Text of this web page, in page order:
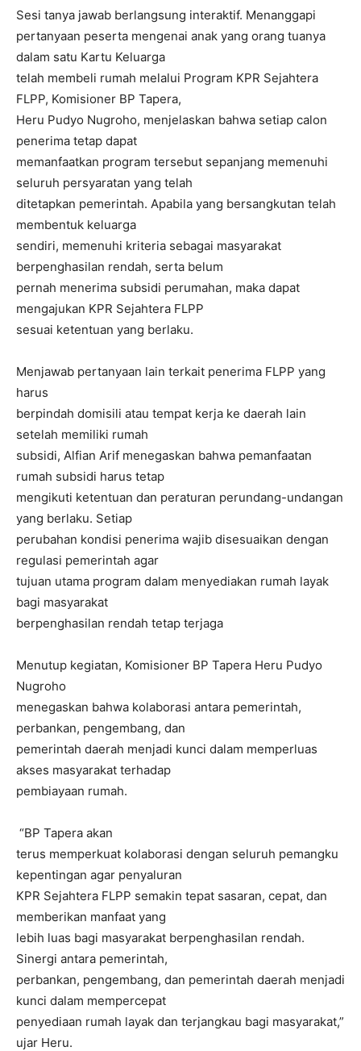
Sesi tanya jawab berlangsung interaktif. Menanggapi
pertanyaan peserta mengenai anak yang orang tuanya
dalam satu Kartu Keluarga
telah membeli rumah melalui Program KPR Sejahtera
FLPP, Komisioner BP Tapera,
Heru Pudyo Nugroho, menjelaskan bahwa setiap calon
penerima tetap dapat
memanfaatkan program tersebut sepanjang memenuhi
seluruh persyaratan yang telah
ditetapkan pemerintah. Apabila yang bersangkutan telah
membentuk keluarga
sendiri, memenuhi kriteria sebagai masyarakat
berpenghasilan rendah, serta belum
pernah menerima subsidi perumahan, maka dapat
mengajukan KPR Sejahtera FLPP
sesuai ketentuan yang berlaku.
Menjawab pertanyaan lain terkait penerima FLPP yang
harus
berpindah domisili atau tempat kerja ke daerah lain
setelah memiliki rumah
subsidi, Alfian Arif menegaskan bahwa pemanfaatan
rumah subsidi harus tetap
mengikuti ketentuan dan peraturan perundang-undangan
yang berlaku. Setiap
perubahan kondisi penerima wajib disesuaikan dengan
regulasi pemerintah agar
tujuan utama program dalam menyediakan rumah layak
bagi masyarakat
berpenghasilan rendah tetap terjaga
Menutup kegiatan, Komisioner BP Tapera Heru Pudyo
Nugroho
menegaskan bahwa kolaborasi antara pemerintah,
perbankan, pengembang, dan
pemerintah daerah menjadi kunci dalam memperluas
akses masyarakat terhadap
pembiayaan rumah.
“BP Tapera akan
terus memperkuat kolaborasi dengan seluruh pemangku
kepentingan agar penyaluran
KPR Sejahtera FLPP semakin tepat sasaran, cepat, dan
memberikan manfaat yang
lebih luas bagi masyarakat berpenghasilan rendah.
Sinergi antara pemerintah,
perbankan, pengembang, dan pemerintah daerah menjadi
kunci dalam mempercepat
penyediaan rumah layak dan terjangkau bagi masyarakat,”
ujar Heru.